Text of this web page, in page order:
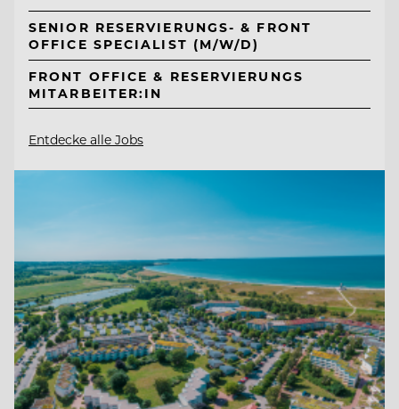
SENIOR RESERVIERUNGS- & FRONT
OFFICE SPECIALIST (M/W/D)
FRONT OFFICE & RESERVIERUNGS
MITARBEITER:IN
Entdecke alle Jobs